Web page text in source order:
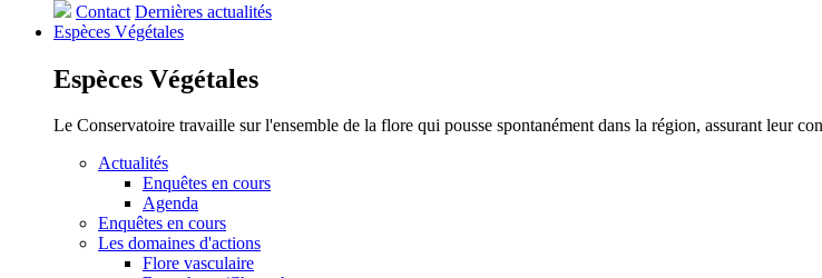
Contact Dernières actualités
Espèces Végétales
Espèces Végétales
Le Conservatoire travaille sur l'ensemble de la flore qui pousse spontanément dans la région, assurant leur
Actualités
Enquêtes en cours
Agenda
Enquêtes en cours
Les domaines d'actions
Flore vasculaire